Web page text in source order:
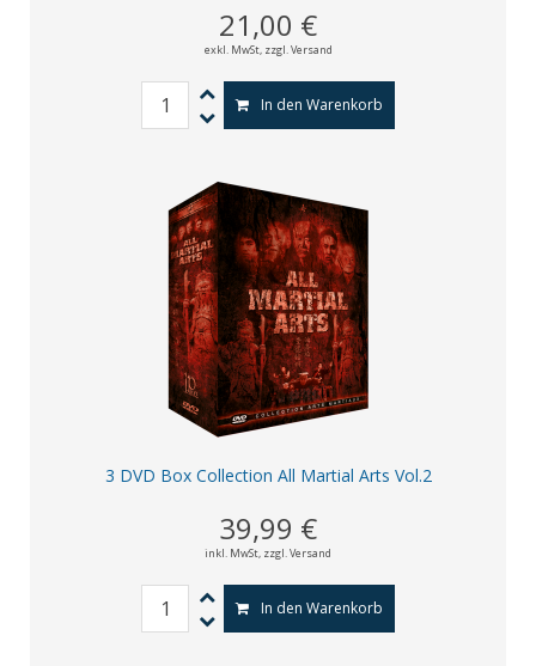
21,00 €
exkl. MwSt, zzgl. Versand
In den Warenkorb
3 DVD Box Collection All Martial Arts Vol.2
39,99 €
inkl. MwSt, zzgl. Versand
In den Warenkorb